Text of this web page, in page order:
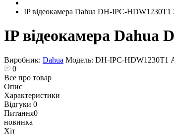
IP відеокамера Dahua DH-IPC-
IP відеокамера
Виробник: Dahua Модель: DH-IPC-HDW1230T1
0
Все про товар
Опис
Характеристики
Відгуки 0
Питання0
новинка
Хіт